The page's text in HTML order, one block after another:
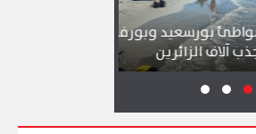
وبورفؤاد وجبال الملح